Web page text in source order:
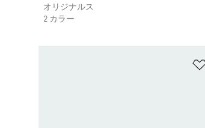
オリジナルス
2 カラー